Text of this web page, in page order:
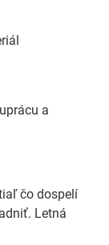
a
čo dospelí
Letná